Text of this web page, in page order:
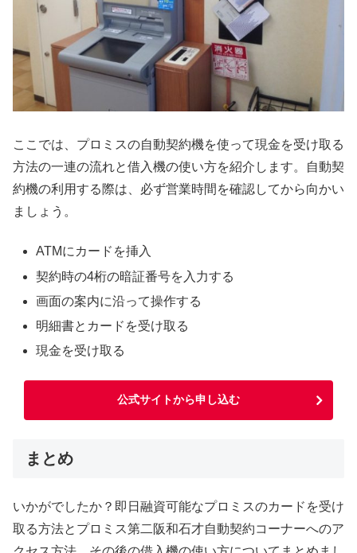
ここでは、プロミスの自動契約機を使って現金を受け取る
方法の一連の流れと借入機の使い方を紹介します。自動契
約機の利用する際は、必ず営業時間を確認してから向かい
ましょう。
ATMにカードを挿入
契約時の4桁の暗証番号を入力する
画面の案内に沿って操作する
明細書とカードを受け取る
現金を受け取る
公式サイトから申し込む
まとめ
いかがでしたか？即日融資可能なプロミスのカードを受け
取る方法とプロミス第二阪和石才自動契約コーナーへのア